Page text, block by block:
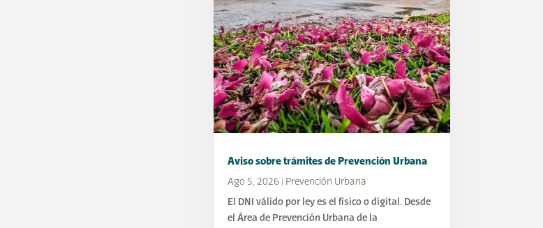
Aviso sobre trámites de Prevención Urbana
Ago 5, 2026
Prevención Urbana
El DNI válido por ley es el físico o digital. Desde
el Área de Prevención Urbana de la